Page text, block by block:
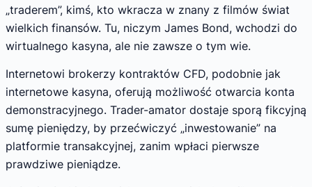
„traderem”, kimś, kto wkracza w znany z filmów świat
wielkich finansów. Tu, niczym James Bond, wchodzi do
wirtualnego kasyna, ale nie zawsze o tym wie.
Internetowi brokerzy kontraktów CFD, podobnie jak
internetowe kasyna, oferują możliwość otwarcia konta
demonstracyjnego. Trader-amator dostaje sporą fikcyjną
sumę pieniędzy, by przećwiczyć „inwestowanie” na
platformie transakcyjnej, zanim wpłaci pierwsze
prawdziwe pieniądze.